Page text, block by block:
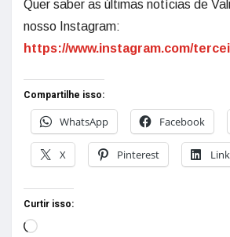
Quer saber as últimas notícias de
nosso Instagram:
https://www.instagram.com/
Compartilhe isso:
WhatsApp
Facebook
X Pinterest
Curtir isso: